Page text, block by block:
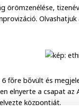
örömzenélése,
főre bővült és
elnyerte a csapat
központját.